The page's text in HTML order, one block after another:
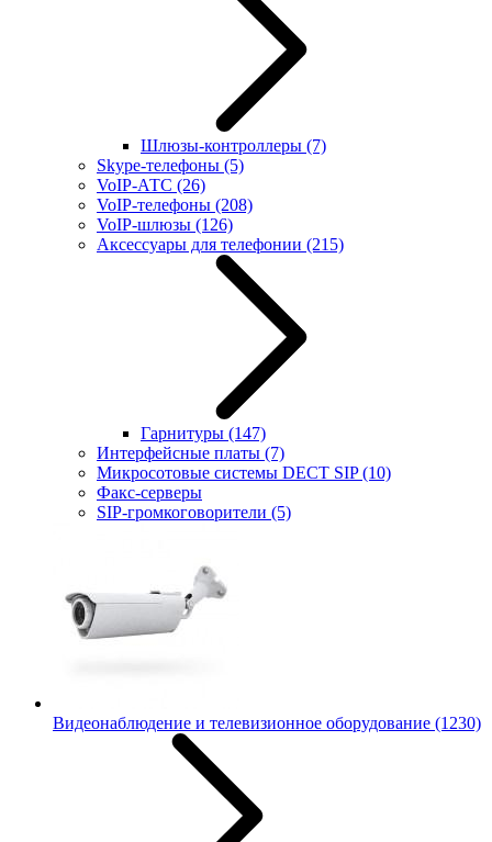
Шлюзы-контроллеры (7)
Skype-телефоны (5)
VoIP-АТС (26)
VoIP-телефоны (208)
VoIP-шлюзы (126)
Аксессуары для телефонии (215)
Гарнитуры (147)
Интерфейсные платы (7)
Микросотовые системы DECT SIP(10)
Факс-серверы
SIP-громкоговорители (5)
Видеонаблюдение и телевизионное оборудование (1230)